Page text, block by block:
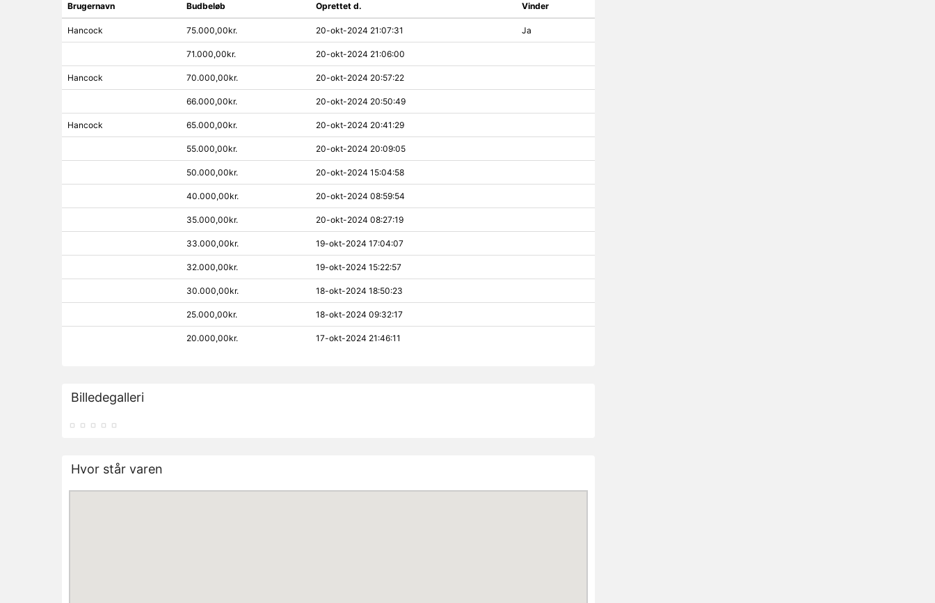
Brugernavn Budbeløb Oprettet d. Vinder
Hancock 75.000,00kr. 20-okt-2024 21:07:31 Ja
71.000,00kr. 20-okt-2024 21:06:00
Hancock 70.000,00kr. 20-okt-2024 20:57:22
66.000,00kr. 20-okt-2024 20:50:49
Hancock 65.000,00kr. 20-okt-2024 20:41:29
55.000,00kr. 20-okt-2024 20:09:05
50.000,00kr. 20-okt-2024 15:04:58
40.000,00kr. 20-okt-2024 08:59:54
35.000,00kr. 20-okt-2024 08:27:19
33.000,00kr. 19-okt-2024 17:04:07
32.000,00kr. 19-okt-2024 15:22:57
30.000,00kr. 18-okt-2024 18:50:23
25.000,00kr. 18-okt-2024 09:32:17
20.000,00kr. 17-okt-2024 21:46:11
Billedegalleri
Hvor står varen